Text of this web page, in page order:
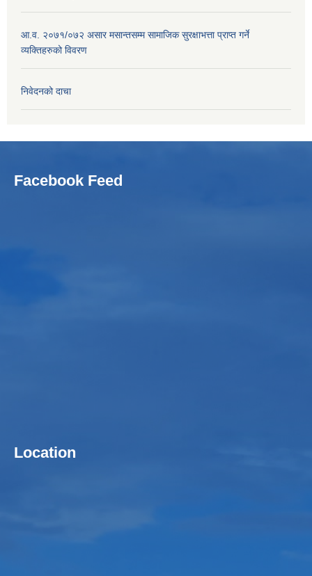
आ.व. २०७१/०७२ असार मसान्तसम्म सामाजिक सुरक्षाभत्ता प्राप्त गर्ने
व्यक्तिहरुको विवरण
निवेदनको दाचा
Facebook Feed
Location